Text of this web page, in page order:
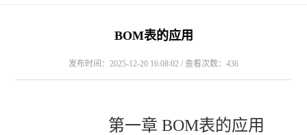
BOM表的应用
发布时间：2025-12-20 16:08:02 / 查看次数：436
第一章 BOM表的应用